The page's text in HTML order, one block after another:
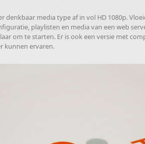
denkbaar media type af in vol HD 1080p.
playlisten en media van een web
om te starten. Er is ook een versie met
kunnen ervaren.